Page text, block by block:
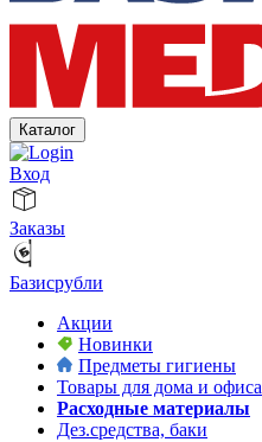
Каталог
Вход
Заказы
Базисрубли
Акции
Новинки
Предметы гигиены
Товары для дома и офиса
Расходные материалы
Дез.средства, баки